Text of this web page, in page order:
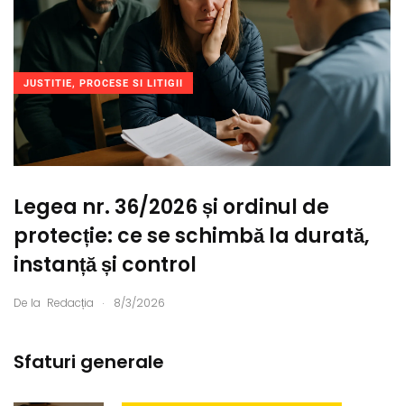
JUSTITIE, PROCESE SI LITIGII
Legea nr. 36/2026 și ordinul de
protecție: ce se schimbă la durată,
instanță și control
De la Redacția . 8/3/2026
Sfaturi generale